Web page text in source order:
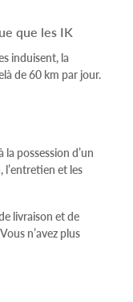
que les IK
induisent, la
de 60 km par jour.
possession d’un
l’entretien et les
livraison et de
n’avez plus